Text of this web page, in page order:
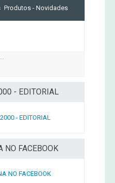
Produtos - Novidades
...
- EDITORIAL
NO FACEBOOK